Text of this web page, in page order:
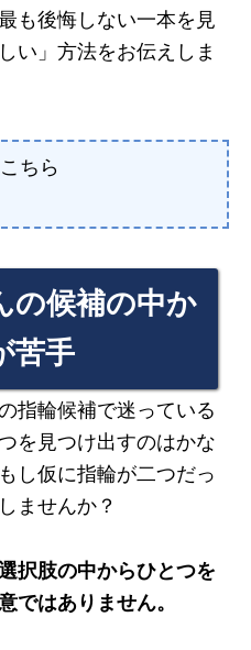
も後悔しない一本を見
い」方法をお伝えしま
ちら
の候補の中か
苦手
指輪候補で迷っている
を見つけ出すのはかな
し仮に指輪が二つだっ
ませんか？
択肢の中からひとつを
ではありません。